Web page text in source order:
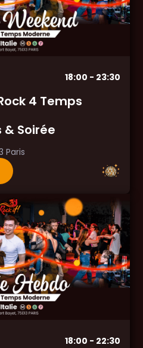
18:00 - 23:30
4 Temps
Soirée
Paris
18:00 - 22:30